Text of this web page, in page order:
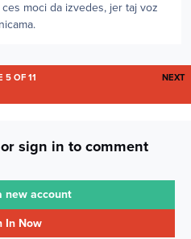
moci da izvedes, jer taj voz
NEXT
5 OF 11
sign in to comment
new account
In Now